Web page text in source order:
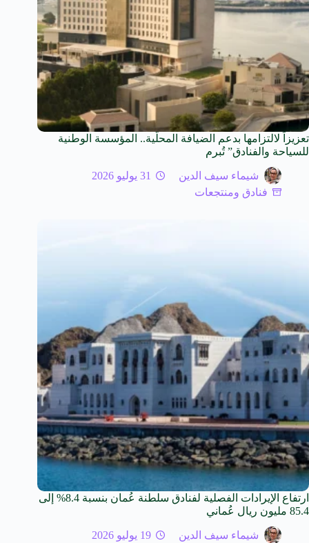
تعزيزاً لالتزامها بدعم الضيافة المحلّية.. المؤسسة الوطنية
للسياحة والفنادق” تُبرم
شيماء سيف الدين
31 يوليو 2026
فنادق ومنتجعات
ارتفاع الإيرادات الفصلية لفنادق سلطنة عُمان بنسبة 8.4% إلى
85.4 مليون ريال عُماني
شيماء سيف الدين
19 يوليو 2026